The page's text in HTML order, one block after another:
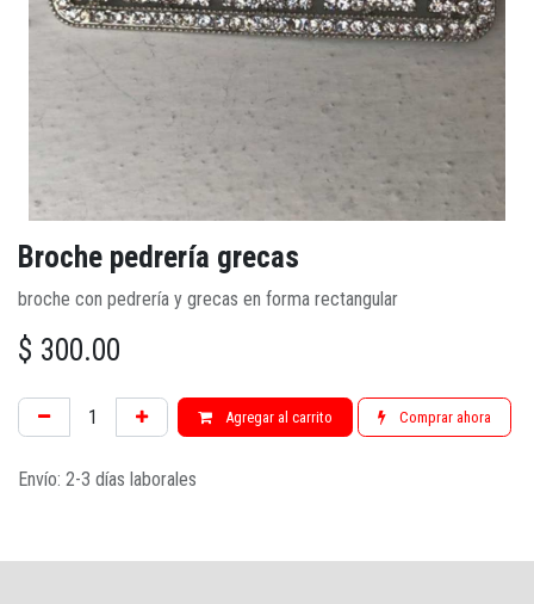
Broche pedrería grecas
broche con pedrería y grecas en forma rectangular
$ 300.00
Agregar al carrito Comprar ahora
Envío: 2-3 días laborales